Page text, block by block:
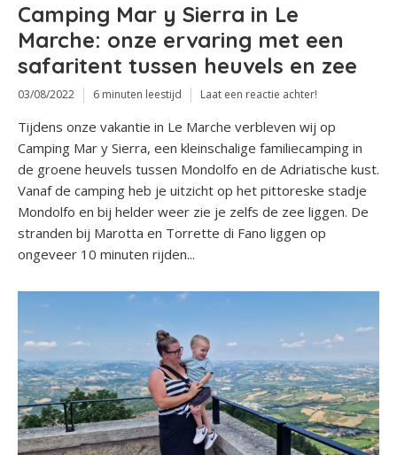
Camping Mar y Sierra in Le
Marche: onze ervaring met een
safaritent tussen heuvels en zee
03/08/2022 6 minuten leestijd Laat een reactie achter!
Tijdens onze vakantie in Le Marche verbleven wij op
Camping Mar y Sierra, een kleinschalige familiecamping in
de groene heuvels tussen Mondolfo en de Adriatische kust.
Vanaf de camping heb je uitzicht op het pittoreske stadje
Mondolfo en bij helder weer zie je zelfs de zee liggen. De
stranden bij Marotta en Torrette di Fano liggen op
ongeveer 10 minuten rijden...